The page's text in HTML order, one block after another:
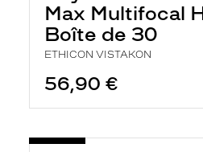
Max Multifocal
Boîte de 30
ETHICON VISTAKON
56,90 €